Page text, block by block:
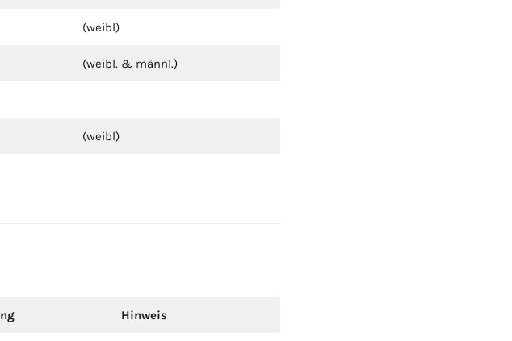
(weibl)
(weibl. & männl.)
(weibl)
Hinweis